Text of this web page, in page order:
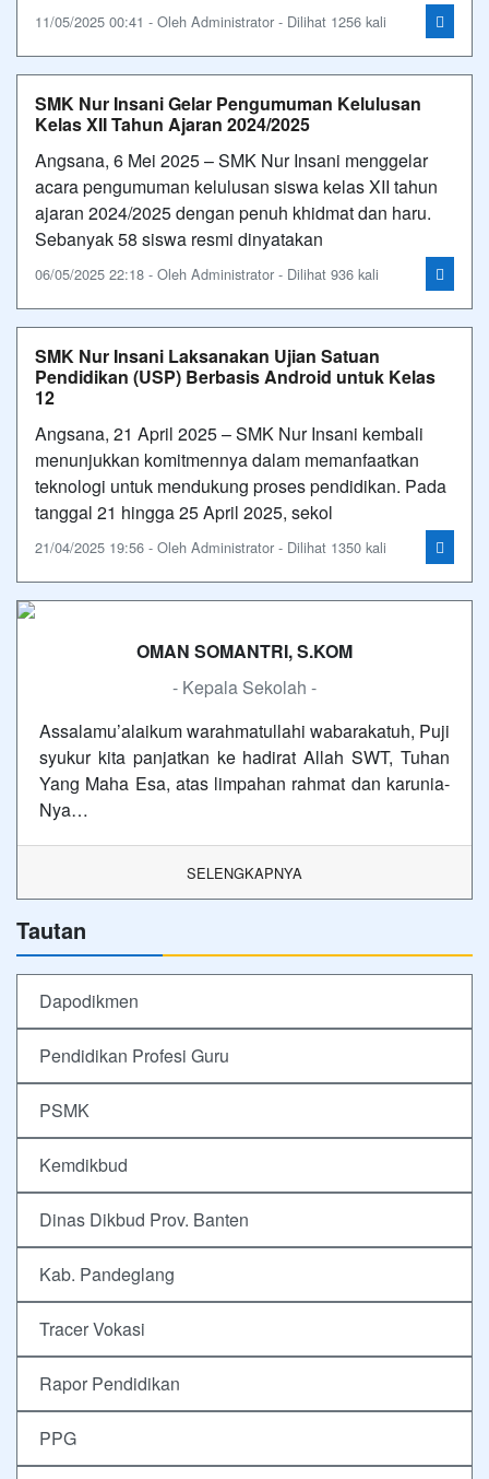
11/05/2025 00:41 - Oleh Administrator - Dilihat 1256 kali
SMK Nur Insani Gelar Pengumuman Kelulusan
Kelas XII Tahun Ajaran 2024/2025
Angsana, 6 Mei 2025 – SMK Nur Insani menggelar
acara pengumuman kelulusan siswa kelas XII tahun
ajaran 2024/2025 dengan penuh khidmat dan haru.
Sebanyak 58 siswa resmi dinyatakan
06/05/2025 22:18 - Oleh Administrator - Dilihat 936 kali
SMK Nur Insani Laksanakan Ujian Satuan
Pendidikan (USP) Berbasis Android untuk Kelas
12
Angsana, 21 April 2025 – SMK Nur Insani kembali
menunjukkan komitmennya dalam memanfaatkan
teknologi untuk mendukung proses pendidikan. Pada
tanggal 21 hingga 25 April 2025, sekol
21/04/2025 19:56 - Oleh Administrator - Dilihat 1350 kali
OMAN SOMANTRI, S.KOM
- Kepala Sekolah -
Assalamu’alaikum warahmatullahi wabarakatuh, Puji
syukur kita panjatkan ke hadirat Allah SWT, Tuhan
Yang Maha Esa, atas limpahan rahmat dan karunia-
Nya…
SELENGKAPNYA
Tautan
Dapodikmen
Pendidikan Profesi Guru
PSMK
Kemdikbud
Dinas Dikbud Prov. Banten
Kab. Pandeglang
Tracer Vokasi
Rapor Pendidikan
PPG